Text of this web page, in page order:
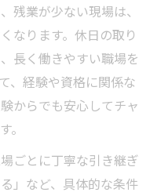
残業が少ない現場は、
なります。休日の取り
長く働きやすい職場を
、経験や資格に関係な
からでも安心してチャ
。
ごとに丁寧な引き継ぎ
」など、具体的な条件